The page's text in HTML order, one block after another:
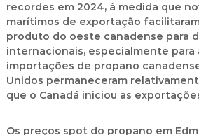
recordes em 2024, à medida que
marítimos de exportação
produto do oeste canadense para
internacionais, especialmente para
importações de propano
Unidos permaneceram
que o Canadá iniciou as
Os preços spot do propano em